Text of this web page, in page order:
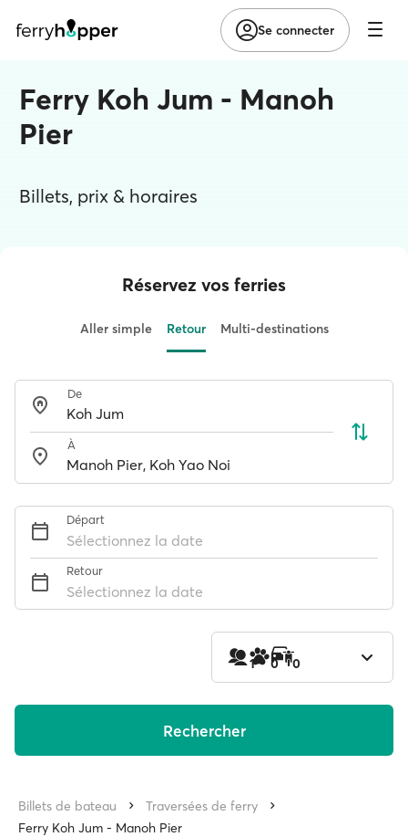
Se connecter
Ferry Koh Jum - Manoh
Pier
Billets, prix & horaires
Réservez vos ferries
Aller simple Retour Multi-destinations
De
À
Départ
Sélectionnez la date
Retour
Sélectionnez la date
1 0 0
Rechercher
Billets de bateau
Traversées de ferry
Ferry Koh Jum - Manoh Pier